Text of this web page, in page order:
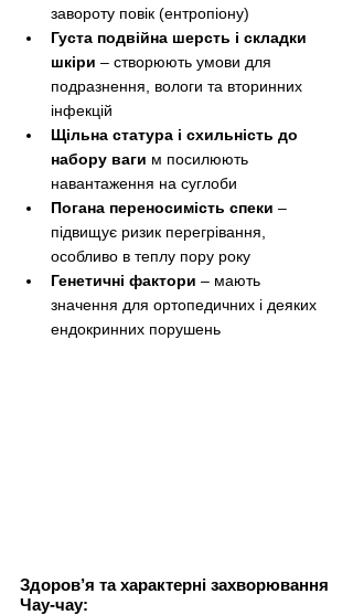
завороту повік (ентропіону)
Густа подвійна шерсть і складки
шкіри – створюють умови для
подразнення, вологи та вторинних
інфекцій
Щільна статура і схильність до
набору ваги м посилюють
навантаження на суглоби
Погана переносимість спеки –
підвищує ризик перегрівання,
особливо в теплу пору року
Генетичні фактори – мають
значення для ортопедичних і деяких
ендокринних порушень
Здоров’я та характерні захворювання
Чау-чау: